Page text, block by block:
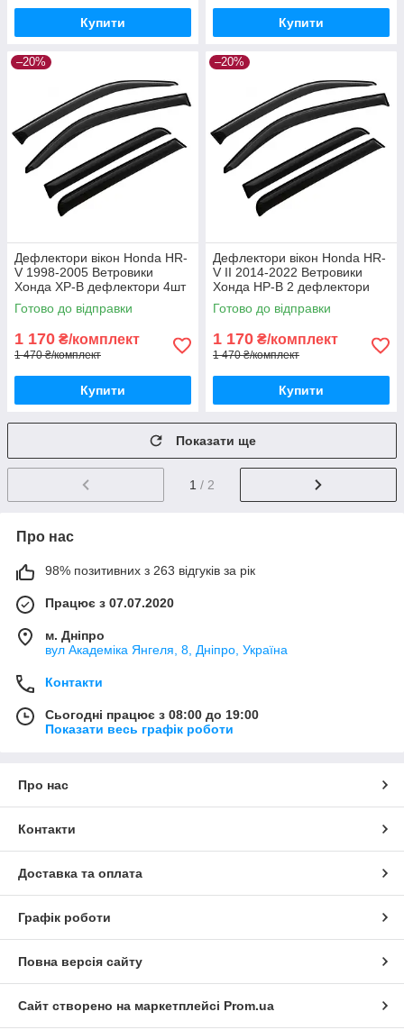
Купити Купити
–20%
Дефлектори вікон Honda HR-
V 1998-2005 Ветровики
Хонда ХР-В дефлектори 4шт
з 1998 по 2005
Готово до відправки
1 170 ₴/комплект
1 470 ₴/комплект
Купити
–20%
Дефлектори вікон Honda HR-
V II 2014-2022 Ветровики
Хонда НР-В 2 дефлектори
4шт з 2014 по 2022
Готово до відправки
1 170 ₴/комплект
1 470 ₴/комплект
Купити
Показати ще
1 / 2
Про нас
98% позитивних з 263 відгуків за рік
Працює з 07.07.2020
м. Дніпро
вул Академіка Янгеля, 8, Дніпро, Україна
Контакти
Сьогодні працює з 08:00 до 19:00
Показати весь графік роботи
Про нас
Контакти
Доставка та оплата
Графік роботи
Повна версія сайту
Сайт створено на маркетплейсі Prom.ua